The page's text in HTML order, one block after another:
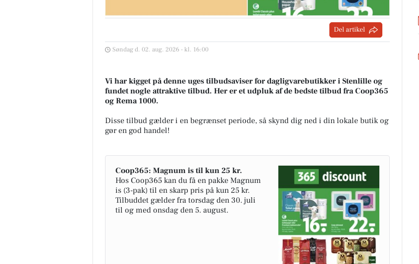
Del artikel
Søndag d. 02. aug. 2026 - kl. 16:00
Vi har kigget på denne uges tilbudsaviser for dagligvarebutikker i Stenlille og
fundet nogle attraktive tilbud. Her er et udpluk af de bedste tilbud fra Coop365
og Rema 1000.
Disse tilbud gælder i en begrænset periode, så skynd dig ned i din lokale butik og
gør en god handel!
Coop365: Magnum is til kun 25 kr.
Hos Coop365 kan du få en pakke Magnum
is (3-pak) til en skarp pris på kun 25 kr.
Tilbuddet gælder fra torsdag den 30. juli
til og med onsdag den 5. august.